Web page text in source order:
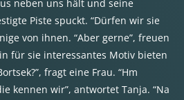
neben uns hält und seine
Piste spuckt. “Dürfen wir sie
von ihnen. “Aber gerne”, freuen
für sie interessantes Motiv bieten
fragt eine Frau. “Hm
kennen wir”, antwortet Tanja. “Na